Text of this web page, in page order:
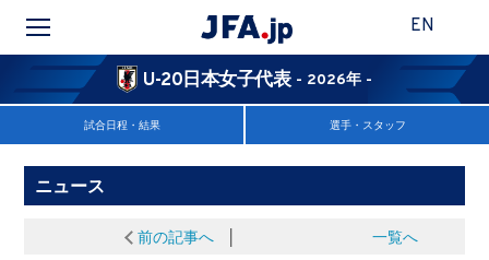
EN
U-20日本女子代表 - 2026年 -
試合日程・結果 選手・スタッフ
ニュース
前の記事へ│ 一覧へ